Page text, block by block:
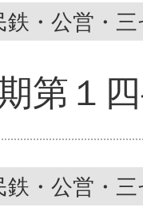
鉄・公営・
第１
鉄・公営・